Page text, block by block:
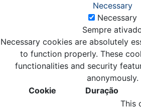
Necessary
Necessary
Sempre
Necessary cookies are absolutely
to function properly. These
functionalities and security
anonymously.
Cookie
Duração
This